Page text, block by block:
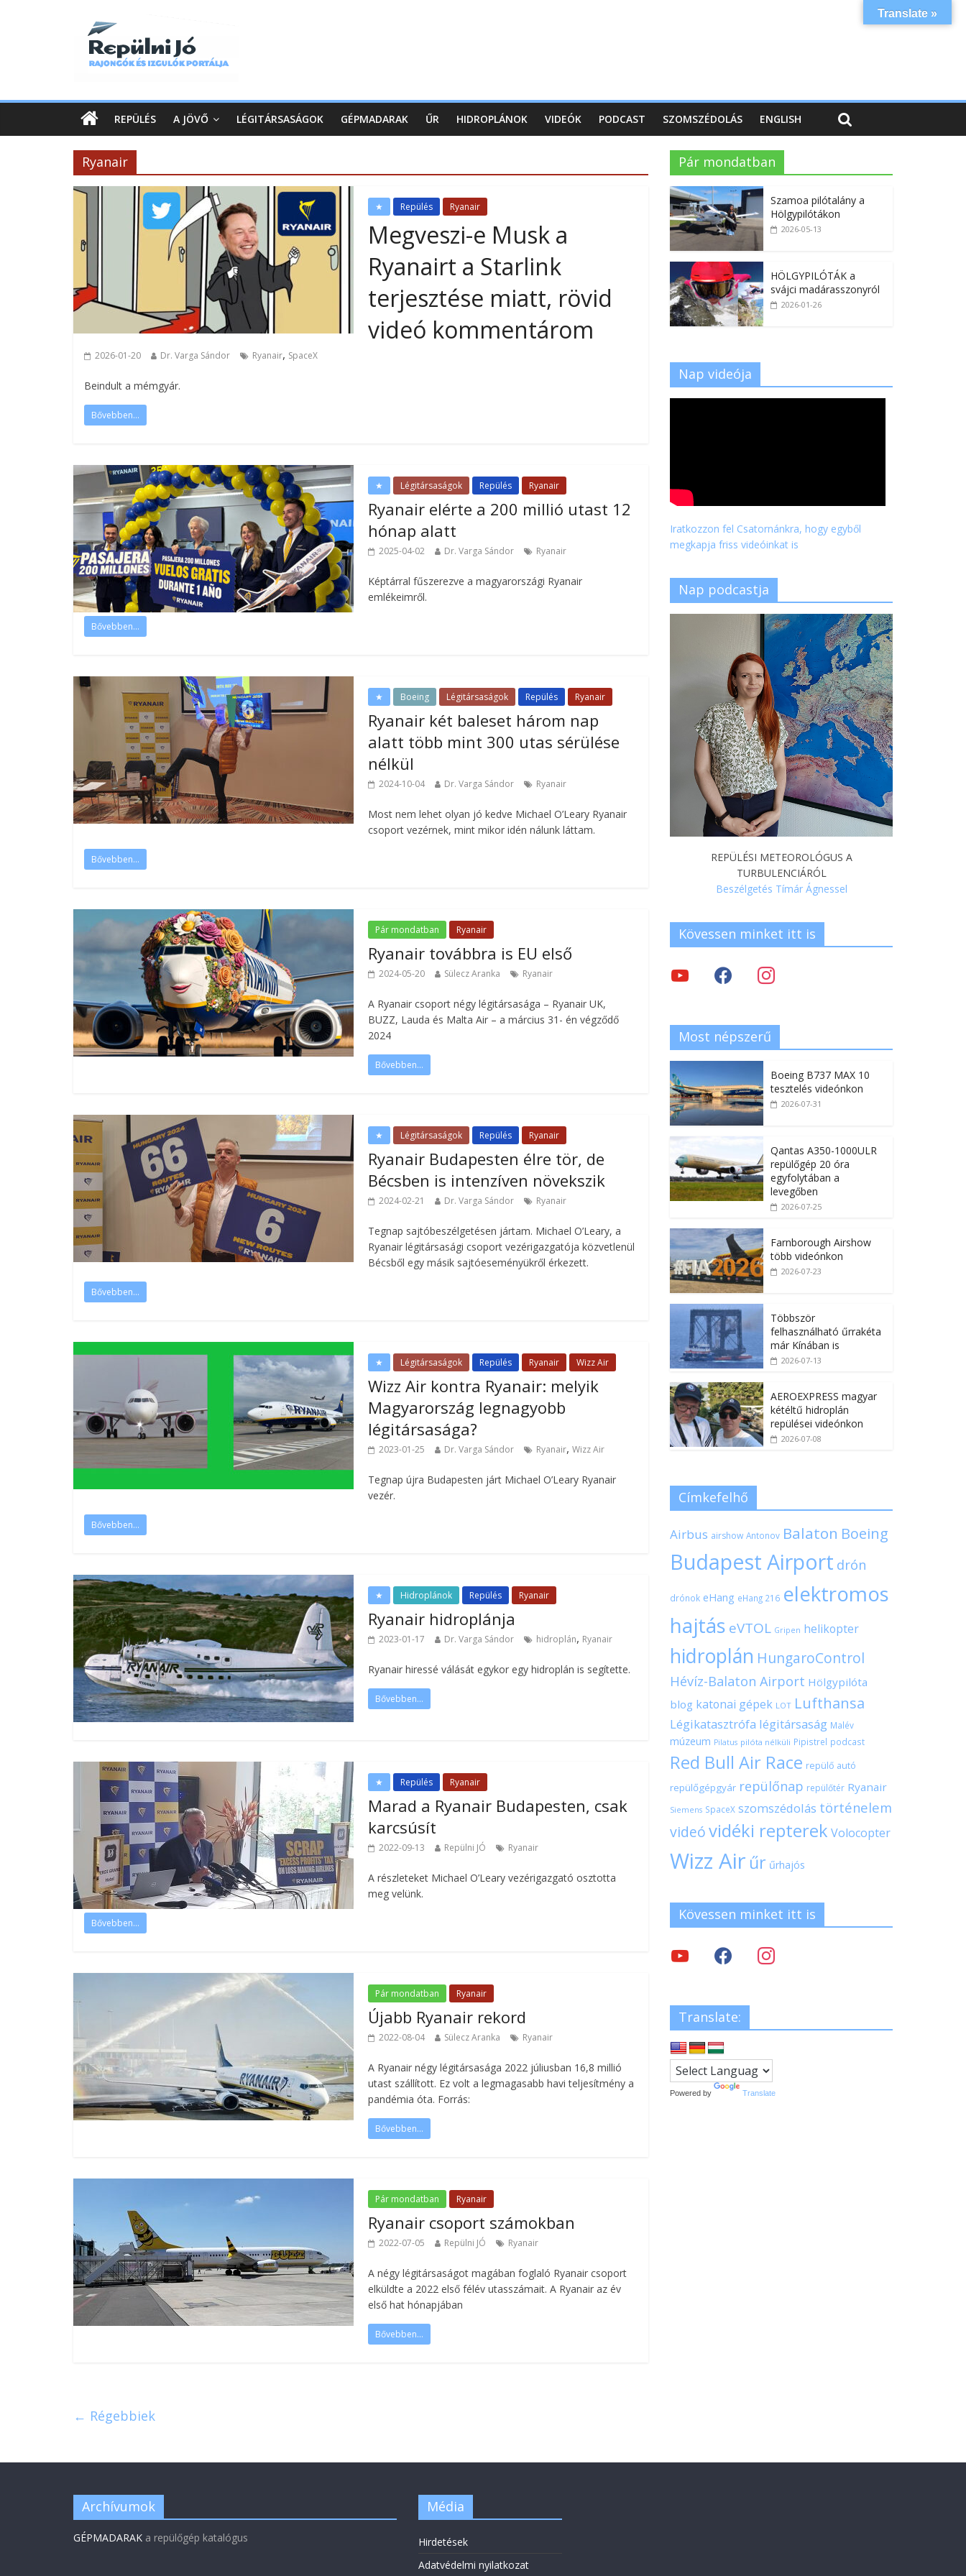
REPÜLÉS A JÖVŐ LÉGITÁRSASÁGOK GÉPMADARAK ŰR HIDROPLÁNOK VIDEÓK PODCAST SZOMSZÉDOLÁS ENGLISH
Ryanair
★ Repülés Ryanair
Megveszi-e Musk a
Ryanairt a Starlink
terjesztése miatt, rövid
videó kommentárom
2026-01-20 Dr. Varga Sándor Ryanair, SpaceX
Beindult a mémgyár.
Bővebben...
★ Légitársaságok Repülés Ryanair
Ryanair elérte a 200 millió utast 12
hónap alatt
2025-04-02 Dr. Varga Sándor Ryanair
Képtárral fűszerezve a magyarországi Ryanair
emlékeimről.
Bővebben...
★ Boeing Légitársaságok Repülés Ryanair
Ryanair két baleset három nap
alatt több mint 300 utas sérülése
nélkül
2024-10-04 Dr. Varga Sándor Ryanair
Most nem lehet olyan jó kedve Michael O’Leary Ryanair
csoport vezérnek, mint mikor idén nálunk láttam.
Bővebben...
Pár mondatban Ryanair
Ryanair továbbra is EU első
2024-05-20 Sülecz Aranka Ryanair
A Ryanair csoport négy légitársasága – Ryanair UK,
BUZZ, Lauda és Malta Air – a március 31- én végződő
2024
Bővebben...
★ Légitársaságok Repülés Ryanair
Ryanair Budapesten élre tör, de
Bécsben is intenzíven növekszik
2024-02-21 Dr. Varga Sándor Ryanair
Tegnap sajtóbeszélgetésen jártam. Michael O’Leary, a
Ryanair légitársasági csoport vezérigazgatója közvetlenül
Bécsből egy másik sajtóeseményükről érkezett.
Bővebben...
★ Légitársaságok Repülés Ryanair Wizz Air
Wizz Air kontra Ryanair: melyik
Magyarország legnagyobb
légitársasága?
2023-01-25 Dr. Varga Sándor Ryanair, Wizz Air
Tegnap újra Budapesten járt Michael O’Leary Ryanair
vezér.
Bővebben...
★ Hidroplánok Repülés Ryanair
Ryanair hidroplánja
2023-01-17 Dr. Varga Sándor hidroplán, Ryanair
Ryanair hiressé válását egykor egy hidroplán is segítette.
Bővebben...
★ Repülés Ryanair
Marad a Ryanair Budapesten, csak
karcsúsít
2022-09-13 Repülni JÓ Ryanair
A részleteket Michael O’Leary vezérigazgató osztotta
meg velünk.
Bővebben...
Pár mondatban Ryanair
Újabb Ryanair rekord
2022-08-04 Sülecz Aranka Ryanair
A Ryanair négy légitársasága 2022 júliusban 16,8 millió
utast szállított. Ez volt a legmagasabb havi teljesítmény a
pandémia óta. Forrás:
Bővebben...
Pár mondatban Ryanair
Ryanair csoport számokban
2022-07-05 Repülni JÓ Ryanair
A négy légitársaságot magában foglaló Ryanair csoport
elküldte a 2022 első félév utasszámait. A Ryanair az év
első hat hónapjában
Bővebben...
← Régebbiek
Pár mondatban
Szamoa pilótalány a
Hölgypilótákon
2026-05-13
HÖLGYPILÓTÁK a
svájci madárasszonyról
2026-01-26
Nap videója
Iratkozzon fel Csatornánkra, hogy egyből
megkapja friss videóinkat is
Nap podcastja
REPÜLÉSI METEOROLÓGUS A
TURBULENCIÁRÓL
Beszélgetés Tímár Ágnessel
Kövessen minket itt is
Most népszerű
Boeing B737 MAX 10
tesztelés videónkon
2026-07-31
Qantas A350-1000ULR
repülőgép 20 óra
egyfolytában a
levegőben
2026-07-25
Farnborough Airshow
több videónkon
2026-07-23
Többször
felhasználható űrrakéta
már Kínában is
2026-07-13
AEROEXPRESS magyar
kétéltű hidroplán
repülései videónkon
2026-07-08
Címkefelhő
Airbus airshow Antonov Balaton Boeing
Budapest Airport drón
drónok eHang eHang 216 elektromos
hajtás eVTOL Gripen helikopter
hidroplán HungaroControl
Hévíz-Balaton Airport Hölgypilóta
blog katonai gépek LOT Lufthansa
Légikatasztrófa légitársaság Malév
múzeum Pilatus pilóta nélküli Pipistrel podcast
Red Bull Air Race repülő autó
repülőgépgyár repülőnap repülőtér Ryanair
Siemens SpaceX szomszédolás történelem
videóvidéki repterek Volocopter
Wizz Air űr űrhajós
Kövessen minket itt is
Translate:
Powered by Translate
Archívumok
GÉPMADARAK a repülőgép katalógus
Média
Hirdetések
Adatvédelmi nyilatkozat
Translate »